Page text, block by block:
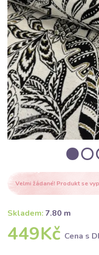
Velmi žádané! Produkt se
Skladem: 7.80 m
449Kč Cena s